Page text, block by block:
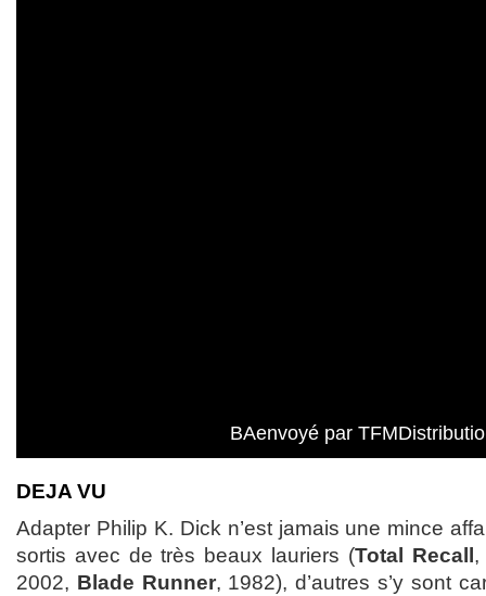
BAenvoyé par
DEJA VU
Adapter Philip K. Dick n’est jamais une mince
sortis avec de très beaux lauriers (Total Recall,
2002, Blade Runner, 1982), d’autres s’y sont